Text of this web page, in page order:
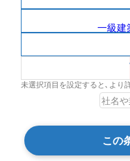
一級建
未選択項目を設定すると､より
この
土木鋼構造診